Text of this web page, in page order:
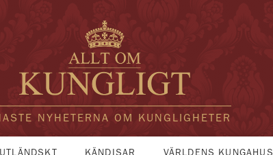
NYHETERNA OM KUNGLIGHETER